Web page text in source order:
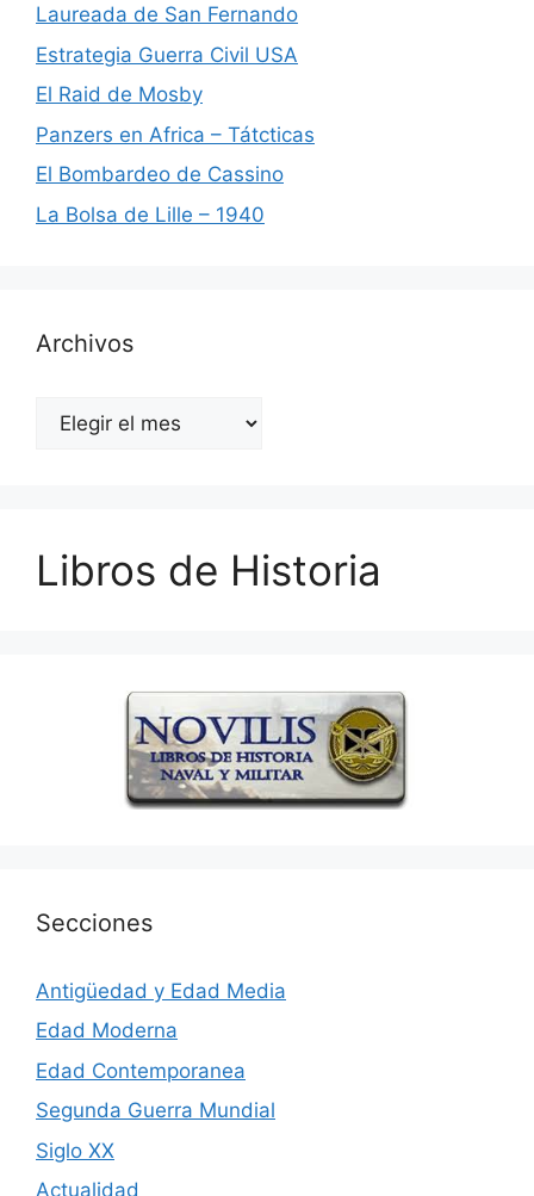
Laureada de San Fernando
Estrategia Guerra Civil USA
El Raid de Mosby
Panzers en Africa – Tátcticas
El Bombardeo de Cassino
La Bolsa de Lille – 1940
Archivos
Archivos
Libros de Historia
Secciones
Antigüedad y Edad Media
Edad Moderna
Edad Contemporanea
Segunda Guerra Mundial
Siglo XX
Actualidad